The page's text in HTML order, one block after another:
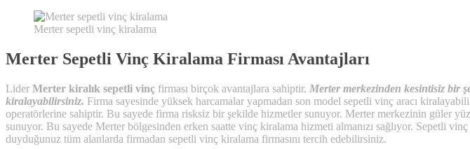
Merter sepetli vinç kiralama
Merter Sepetli Vinç Kiralama Firması Avantajları
Lider Merter kiralık sepetli vinç firması birçok avantajlara sahiptir. Merter merkezinden kesintisiz bir
kiralayabilirsiniz. Firma sayesinde yüksek harcamalar yapmadan son model sepetli vinç aracı
operatörlerine sahiptir. Bu sayede firma risksiz bir şekilde hizmetler sunuyor. Merter merkezinin güler
sunuyor. Bu sayede Merter bölgesinden erken saatte vinç kiralama hizmeti almanızı sağlıyor. Sepetli
duyduğunuz tüm alanlarda firmadan sepetli vinç kiralama firmasını tercih edebilirsiniz.